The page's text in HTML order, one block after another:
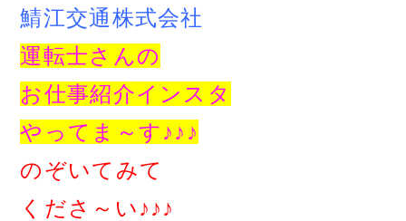
鯖江交通株式会社
運転士さんの
お仕事紹介インスタ
やってま～す♪♪♪
のぞいてみて
くださ～い♪♪♪